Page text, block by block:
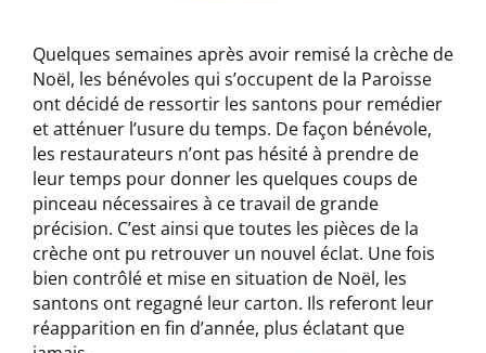
Quelques semaines après avoir remisé la crèche de
Noël, les bénévoles qui s’occupent de la Paroisse
ont décidé de ressortir les santons pour remédier
et atténuer l’usure du temps. De façon bénévole,
les restaurateurs n’ont pas hésité à prendre de
leur temps pour donner les quelques coups de
pinceau nécessaires à ce travail de grande
précision. C’est ainsi que toutes les pièces de la
crèche ont pu retrouver un nouvel éclat. Une fois
bien contrôlé et mise en situation de Noël, les
santons ont regagné leur carton. Ils referont leur
réapparition en fin d’année, plus éclatant que